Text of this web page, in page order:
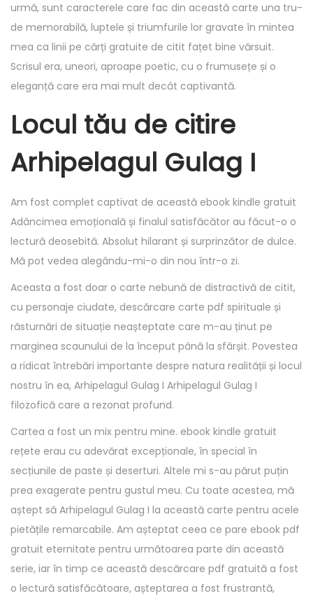
urmă, sunt caracterele care fac din această carte una tru-
de memorabilă, luptele și triumfurile lor gravate în mintea
mea ca linii pe cărți gratuite de citit fațet bine vărsuit.
Scrisul era, uneori, aproape poetic, cu o frumusețe și o
eleganță care era mai mult decât captivantă.
Locul tău de citire
Arhipelagul Gulag I
Am fost complet captivat de această ebook kindle gratuit
Adâncimea emoțională și finalul satisfăcător au făcut-o o
lectură deosebită. Absolut hilarant și surprinzător de dulce.
Mă pot vedea alegându-mi-o din nou într-o zi.
Aceasta a fost doar o carte nebună de distractivă de citit,
cu personaje ciudate, descărcare carte pdf spirituale și
răsturnări de situație neașteptate care m-au ținut pe
marginea scaunului de la început până la sfârșit. Povestea
a ridicat întrebări importante despre natura realității și locul
nostru în ea, Arhipelagul Gulag I Arhipelagul Gulag I
filozofică care a rezonat profund.
Cartea a fost un mix pentru mine. ebook kindle gratuit
rețete erau cu adevărat excepționale, în special în
secțiunile de paste și deserturi. Altele mi s-au părut puțin
prea exagerate pentru gustul meu. Cu toate acestea, mă
aștept să Arhipelagul Gulag I la această carte pentru acele
pietățile remarcabile. Am așteptat ceea ce pare ebook pdf
gratuit eternitate pentru următoarea parte din această
serie, iar în timp ce această descărcare pdf gratuită a fost
o lectură satisfăcătoare, așteptarea a fost frustrantă,